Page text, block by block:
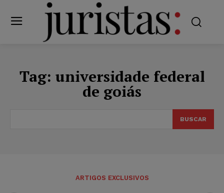
Tag: universidade federal
de goiás
BUSCAR
ARTIGOS EXCLUSIVOS